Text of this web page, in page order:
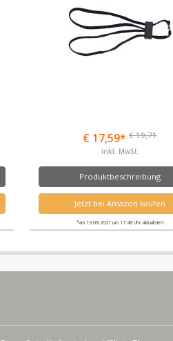
€ 17,59* € 19,71
inkl. MwSt.
Produktbeschreibung
Jetzt bei Amazon kaufen
*am 13.09.2021 um 17:48 Uhr aktualisiert